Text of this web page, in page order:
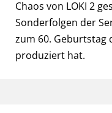
Chaos von LOKI 2
Sonderfolgen der
zum 60. Geburtstag
produziert hat.